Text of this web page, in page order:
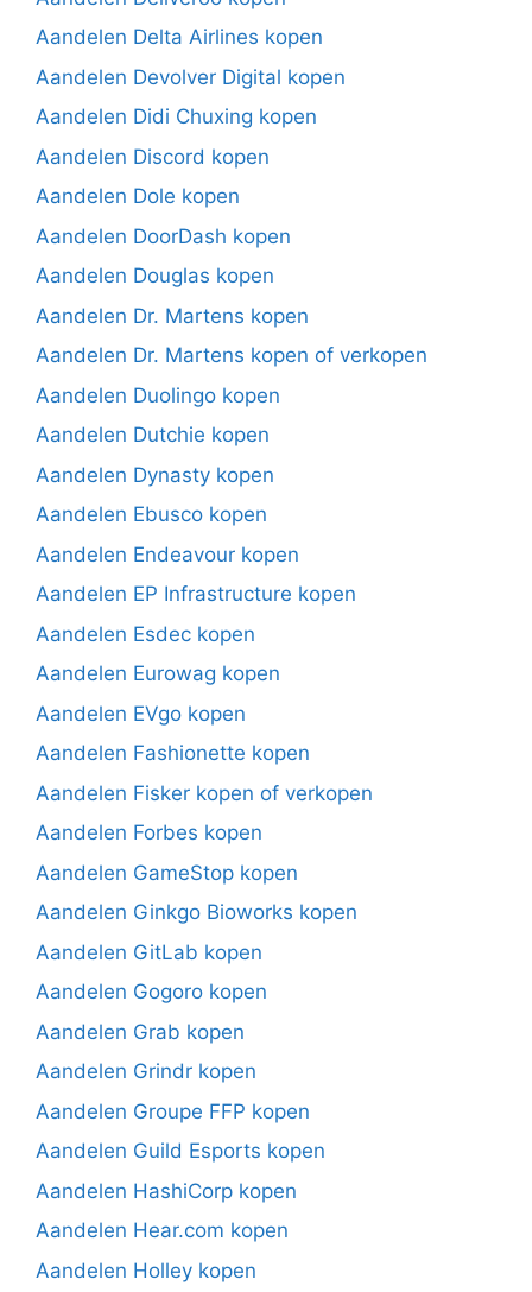
Aandelen Delta Airlines kopen
Aandelen Devolver Digital kopen
Aandelen Didi Chuxing kopen
Aandelen Discord kopen
Aandelen Dole kopen
Aandelen DoorDash kopen
Aandelen Douglas kopen
Aandelen Dr. Martens kopen
Aandelen Dr. Martens kopen of verkopen
Aandelen Duolingo kopen
Aandelen Dutchie kopen
Aandelen Dynasty kopen
Aandelen Ebusco kopen
Aandelen Endeavour kopen
Aandelen EP Infrastructure kopen
Aandelen Esdec kopen
Aandelen Eurowag kopen
Aandelen EVgo kopen
Aandelen Fashionette kopen
Aandelen Fisker kopen of verkopen
Aandelen Forbes kopen
Aandelen GameStop kopen
Aandelen Ginkgo Bioworks kopen
Aandelen GitLab kopen
Aandelen Gogoro kopen
Aandelen Grab kopen
Aandelen Grindr kopen
Aandelen Groupe FFP kopen
Aandelen Guild Esports kopen
Aandelen HashiCorp kopen
Aandelen Hear.com kopen
Aandelen Holley kopen